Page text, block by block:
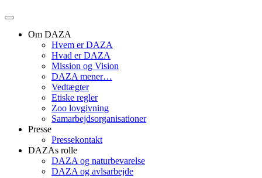
Om DAZA
Hvem er DAZA
Hvad er DAZA
Mission og Vision
DAZA mener…
Vedtægter
Etiske regler
Zoo lovgivning
Samarbejdsorganisationer
Presse
Pressekontakt
DAZAs rolle
DAZA og natur­bevarelse
DAZA og avls­arbejde